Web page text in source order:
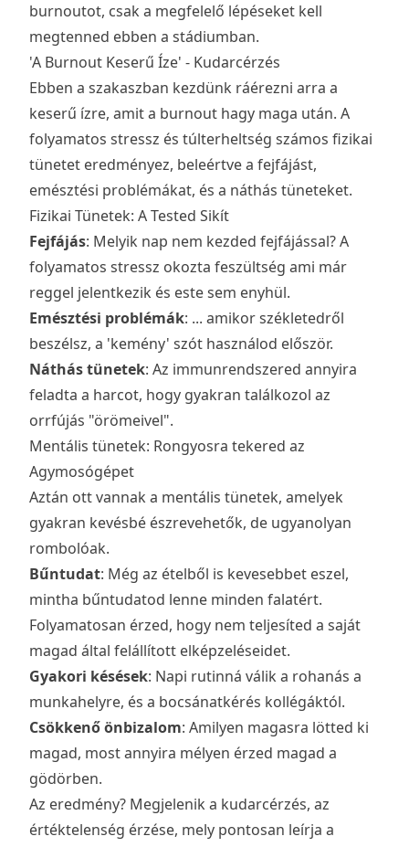
burnoutot, csak a megfelelő lépéseket kell
megtenned ebben a stádiumban.
'A Burnout Keserű Íze' - Kudarcérzés
Ebben a szakaszban kezdünk ráérezni arra a
keserű ízre, amit a burnout hagy maga után. A
folyamatos stressz és túlterheltség számos fizikai
tünetet eredményez, beleértve a fejfájást,
emésztési problémákat, és a náthás tüneteket.
Fizikai Tünetek: A Tested Sikít
Fejfájás: Melyik nap nem kezded fejfájással? A
folyamatos stressz okozta feszültség ami már
reggel jelentkezik és este sem enyhül.
Emésztési problémák: ... amikor székletedről
beszélsz, a 'kemény' szót használod először.
Náthás tünetek: Az immunrendszered annyira
feladta a harcot, hogy gyakran találkozol az
orrfújás "örömeivel".
Mentális tünetek: Rongyosra tekered az
Agymosógépet
Aztán ott vannak a mentális tünetek, amelyek
gyakran kevésbé észrevehetők, de ugyanolyan
rombolóak.
Bűntudat: Még az ételből is kevesebbet eszel,
mintha bűntudatod lenne minden falatért.
Folyamatosan érzed, hogy nem teljesíted a saját
magad által felállított elképzeléseidet.
Gyakori késések: Napi rutinná válik a rohanás a
munkahelyre, és a bocsánatkérés kollégáktól.
Csökkenő önbizalom: Amilyen magasra lötted ki
magad, most annyira mélyen érzed magad a
gödörben.
Az eredmény? Megjelenik a kudarcérzés, az
értéktelenség érzése, mely pontosan leírja a